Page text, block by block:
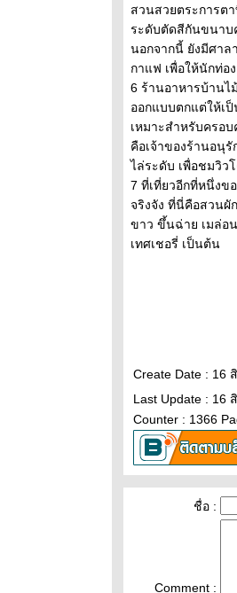
สวนสวยตระการต
ระดับตัดสีกันขนาบ
นอกจากนี้ ยังมีศาล
กาแฟ เพื่อให้นักท่อ
6 ร้านอาหารบ้านไ
ออกแบบตกแต่ให้เ
เหมาะสำหรับครอ
คือเจ้าของร้านอนุ
ไล่ระดับ เพื่อชมวิว
7 ที่เที่ยวอีกที่หนึ่งข
จริงจัง ที่นี่คือสวนผั
ขาว ขึ้นฉ่าย เมล่อ
เทศเชอรี่ เป็นต้น
Create Date : 16
Last Update : 16
Counter : 1366
ชื่อ :
Comment :